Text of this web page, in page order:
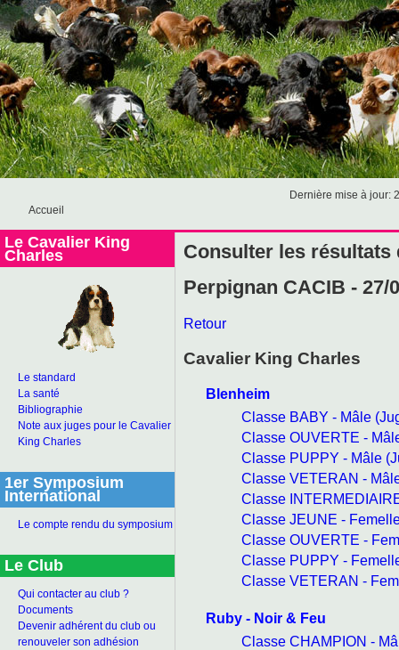
Accueil
Dernière mise à jour:
Le Cavalier King
Charles
Le standard
La santé
Bibliographie
Note aux juges pour le Cavalier
King Charles
1er Symposium
International
Le compte rendu du symposium
Le Club
Qui contacter au club ?
Documents
Devenir adhérent du club ou
renouveler son adhésion
Consulter les résultats
Perpignan CACIB - 27/
Retour
Cavalier King Charles
Blenheim
Classe BABY - Mâle
Classe OUVERTE -
Classe PUPPY - Mâle
Classe VETERAN -
Classe
Classe JEUNE -
Classe OUVERTE -
Classe PUPPY -
Classe VETERAN -
Ruby - Noir & Feu
Classe CHAMPION -